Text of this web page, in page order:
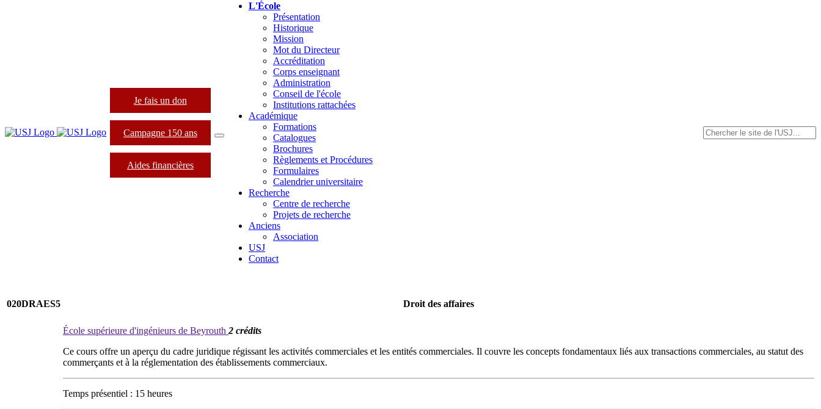
Je fais un don
Campagne 150 ans
Aides financières
L'École
Présentation
Historique
Mission
Mot du Directeur
Accréditation
Corps enseignant
Administration
Conseil de l'école
Institutions rattachées
Académique
Formations
Catalogues
Brochures
Règlements et Procédures
Formulaires
Calendrier universitaire
Recherche
Centre de recherche
Projets de recherche
Anciens
Association
USJ
Contact
020DRAES5 Droit des affaires
École supérieure d'ingénieurs de Beyrouth 2 crédits
Ce cours offre un aperçu du cadre juridique régissant les activités commerciales et les entités commerciales. Il couvre les concepts fondamentaux liés aux transactions commerciales, au statut des
commerçants et à la réglementation des établissements commerciaux.
Temps présentiel : 15 heures